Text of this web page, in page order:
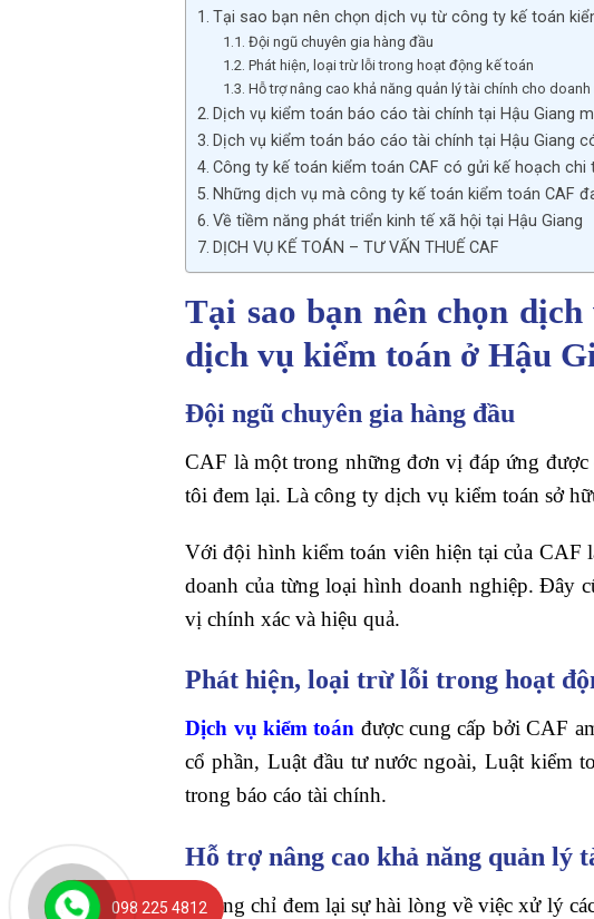
Tại sao bạn nên chọn dịch vụ từ công ty kế toán
Đội ngũ chuyên gia hàng đầu
Phát hiện, loại trừ lỗi trong hoạt động kế toán
Hỗ trợ nâng cao khả năng quản lý tài chính cho
Dịch vụ kiểm toán báo cáo tài chính tại Hậu Giang
Dịch vụ kiểm toán báo cáo tài chính tại Hậu Giang
Công ty kế toán kiểm toán CAF có gửi kế hoạch
Những dịch vụ mà công ty kế toán kiểm toán CAF
Về tiềm năng phát triển kinh tế xã hội tại Hậu Giang
DỊCH VỤ KẾ TOÁN – TƯ VẤN THUẾ CAF
Tại sao bạn nên chọn
dịch vụ kiểm toán ở Hậu
Đội ngũ chuyên gia hàng đầu
CAF là một trong những đơn vị đáp ứng được
tôi đem lại. Là công ty dịch vụ kiểm toán sở
Với đội hình kiểm toán viên hiện tại của CAF
doanh của từng loại hình doanh nghiệp. Đây
vị chính xác và hiệu quả.
Phát hiện, loại trừ lỗi trong hoạt
Dịch vụ kiểm toán được cung cấp bởi CAF
cổ phần, Luật đầu tư nước ngoài, Luật kiểm
trong báo cáo tài chính.
Hỗ trợ nâng cao khả năng quản lý
Không chỉ đem lại sự hài lòng về việc xử lý
098 225 4812